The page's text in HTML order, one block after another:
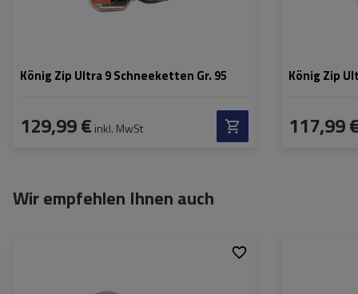
König Zip Ultra 9 Schneeketten Gr. 95
129,99 € inkl. MwSt
König Zip
117,99
Wir empfehlen Ihnen auch